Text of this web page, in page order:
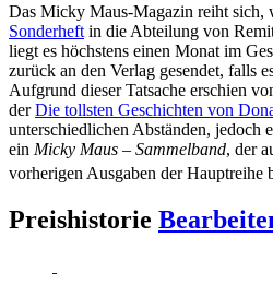
Das Micky Maus-Magazin reiht sich,
Sonderheft in die Abteilung von
liegt es höchstens einen Monat im
zurück an den Verlag gesendet, falls
Aufgrund dieser Tatsache erschien
derDie tollsten Geschichten von
unterschiedlichen Abständen, jedoch
ein Micky Maus – Sammelband, der
vorherigen Ausgaben der Hauptreihe
Preishistorie